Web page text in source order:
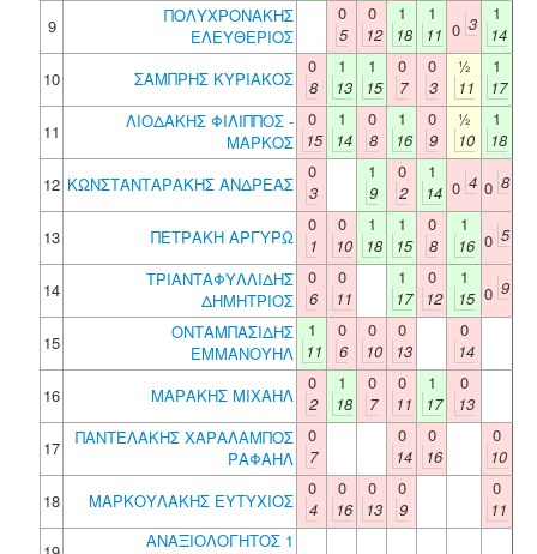
9
ΠΟΛΥΧΡΟΝΑΚΗΣ
ΕΛΕΥΘΕΡΙΟΣ
0
5
0
12
1
18
1
11 0 3
1
14
10
ΣΑΜΠΡΗΣ ΚΥΡΙΑΚΟΣ
0
8
1
13
1
15
0
7
0
3
½
11
1
17
11
ΛΙΟΔΑΚΗΣ ΦΙΛΙΠΠΟΣ -
ΜΑΡΚΟΣ
0
15
1
14
0
8
1
16
0
9
½
10
1
18
12 ΚΩΝΣΤΑΝΤΑΡΑΚΗΣ ΑΝΔΡΕΑΣ
0
3
1
9
0
2
1
14 0 4 0 8
13 ΠΕΤΡΑΚΗ ΑΡΓΥΡΩ
0
1
0
10
1
18
1
15
0
8
1
16 0 5
14
ΤΡΙΑΝΤΑΦΥΛΛΙΔΗΣ
ΔΗΜΗΤΡΙΟΣ
0
6
0
11
1
17
0
12
1
15 0 9
15
ΟΝΤΑΜΠΑΣΙΔΗΣ
ΕΜΜΑΝΟΥΗΛ
1
11
0
6
0
10
0
13
0
14
16
ΜΑΡΑΚΗΣ ΜΙΧΑΗΛ
0
2
1
18
0
7
0
11
1
17
0
13
17
ΠΑΝΤΕΛΑΚΗΣ ΧΑΡΑΛΑΜΠΟΣ
ΡΑΦΑΗΛ
0
7
0
14
0
16
0
10
18
ΜΑΡΚΟΥΛΑΚΗΣ ΕΥΤΥΧΙΟΣ
0
4
0
16
0
13
0
9
0
11
ΑΝΑΞΙΟΛΟΓΗΤΟΣ 1